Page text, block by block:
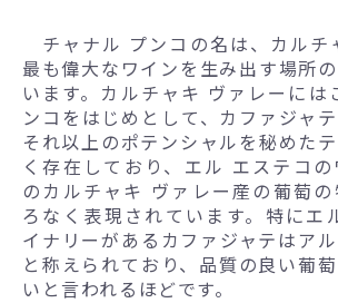
チャナル プンコの名は、カルチ
最も偉大なワインを生み出す場所
います。カルチャキ ヴァレーには
ンコをはじめとして、カファジャ
それ以上のポテンシャルを秘めた
く存在しており、エル エステコ
のカルチャキ ヴァレー産の葡萄
ろなく表現されています。特にエ
イナリーがあるカファジャテはア
と称えられており、品質の良い葡
いと言われるほどです。